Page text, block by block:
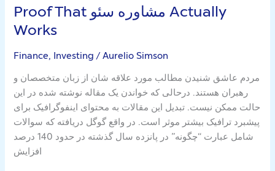
Proof That مشاوره سئو Actually
Works
Finance, Investing /Aurelio Simson
مردم عاشق شنیدن مطالب مورد علاقه شان از زبان متخصصان و
رهبران هستند. درحالی که خواندن یک مقاله نوشته شده در این
حالت ممکن نیست. تبدیل این مقالات به محتوای اینفوگرافیک برای
پیشبرد ترافیک بیشتر موثر است. در واقع گوگل دریافته که سوالات
شامل عبارت “چگونه” در پانزده سال گذشته در حدود 140 درصد
افزایش
Proof
That
مشاوره
سئو
Works